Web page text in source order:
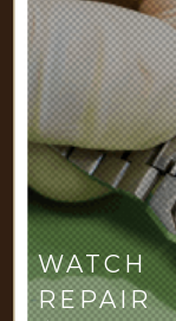
WATCH
REPAIR